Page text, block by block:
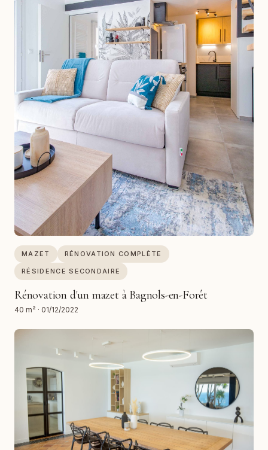
MAZET RÉNOVATION COMPLÈTE
RÉSIDENCE SECONDAIRE
Rénovation d'un mazet à Bagnols-en-Forêt
40 m² · 01/12/2022